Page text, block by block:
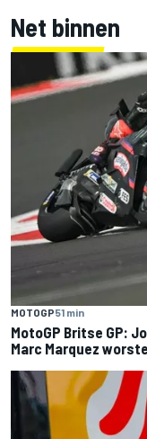
Net binnen
MOTOGP51 min
MotoGP Britse GP:
Marc Marquez